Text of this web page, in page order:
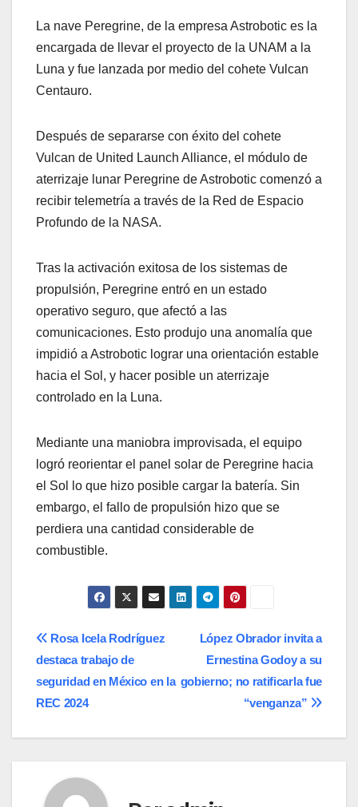
La nave Peregrine, de la empresa Astrobotic es la
encargada de llevar el proyecto de la UNAM a la
Luna y fue lanzada por medio del cohete Vulcan
Centauro.
Después de separarse con éxito del cohete
Vulcan de United Launch Alliance, el módulo de
aterrizaje lunar Peregrine de Astrobotic comenzó a
recibir telemetría a través de la Red de Espacio
Profundo de la NASA.
Tras la activación exitosa de los sistemas de
propulsión, Peregrine entró en un estado
operativo seguro, que afectó a las
comunicaciones. Esto produjo una anomalía que
impidió a Astrobotic lograr una orientación estable
hacia el Sol, y hacer posible un aterrizaje
controlado en la Luna.
Mediante una maniobra improvisada, el equipo
logró reorientar el panel solar de Peregrine hacia
el Sol lo que hizo posible cargar la batería. Sin
embargo, el fallo de propulsión hizo que se
perdiera una cantidad considerable de
combustible.
Navegación
de
entradas
López Obrador invita a
Ernestina Godoy a su
gobierno; no ratificarla fue
“venganza”
Rosa Icela Rodríguez
destaca trabajo de
seguridad en México en la
REC 2024